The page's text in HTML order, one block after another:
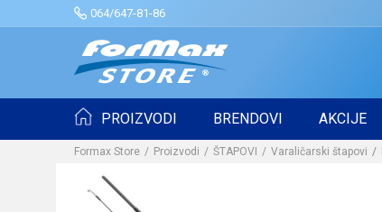
064/647-81-86
PROIZVODI BRENDOVI AKCIJE
Formax Store Proizvodi ŠTAPOVI Varaličarski štapovi